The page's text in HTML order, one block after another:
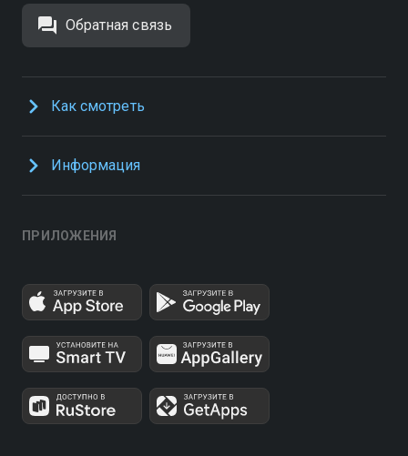
Обратная связь
Как смотреть
Информация
ПРИЛОЖЕНИЯ